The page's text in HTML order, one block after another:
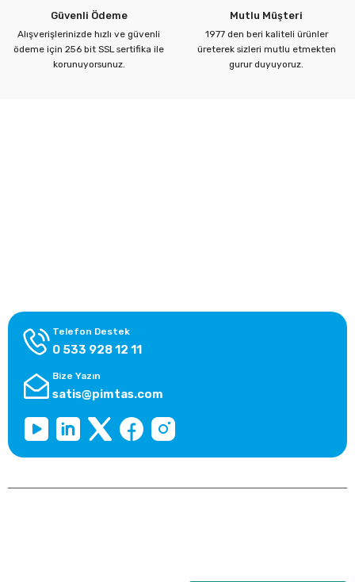
Güvenli Ödeme
Alışverişlerinizde hızlı ve güvenli
ödeme için 256 bit SSL sertifika ile
korunuyorsunuz.
Mutlu Müşteri
1977 den beri kaliteli ürünler
üreterek sizleri mutlu etmekten
gurur duyuyoruz.
Telefon Destek
0 533 928 12 11
Bize Yazın
satis@pimtas.com